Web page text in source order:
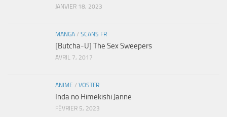
JANVIER 18, 2023
MANGA / SCANS FR
[Butcha-U] The Sex Sweepers
AVRIL 7, 2017
ANIME / VOSTFR
Inda no Himekishi Janne
FÉVRIER 5, 2023